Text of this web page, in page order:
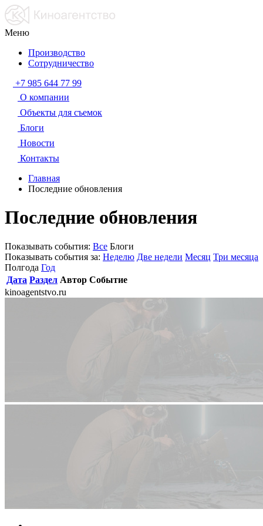
Меню
Производство
Сотрудничество
+7 985 644 77 99
О компании
Объекты для съемок
Блоги
Новости
Контакты
Главная
Последние обновления
Последние обновления
Показывать события: Все Блоги
Показывать события за: Неделю Две недели Месяц Три месяца
Полгода Год
Дата Раздел Автор Событие
kinoagentstvo.ru